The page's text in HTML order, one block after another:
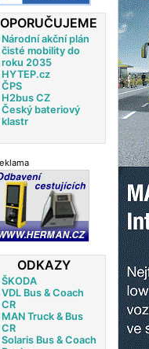
Národní akční plán
čisté mobility do
roku 2035
HYTEP.cz
ČPS
H2bus CZ
Český bateriový
klastr
ODKAZY
ŠKODA
VDL Bus & Coach
CR
MAN Truck & Bus
CR
Solaris Bus & Coach